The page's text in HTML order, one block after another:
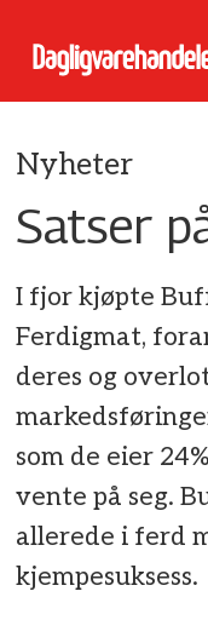
Nyheter
Satser
I fjor kjøpte
Ferdigmat,
deres og
som de eier
vente på seg.
allerede i ferd
kjempesuksess.